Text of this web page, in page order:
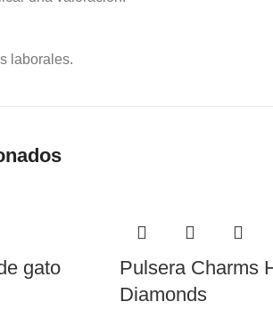
laborales.
gato
Pulsera Charms
Diamonds